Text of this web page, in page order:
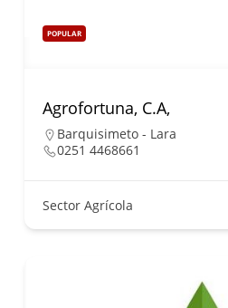
POPULAR
Agrofortuna, C.A,
Barquisimeto - Lara
0251 4468661
Sector Agrícola